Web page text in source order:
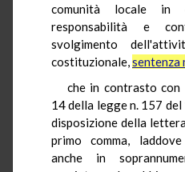
comunità locale in
responsabilità e
svolgimento
costituzionale,sentenza
che in contrasto
14 della legge n. 157
disposizione della
primo comma,
anche in